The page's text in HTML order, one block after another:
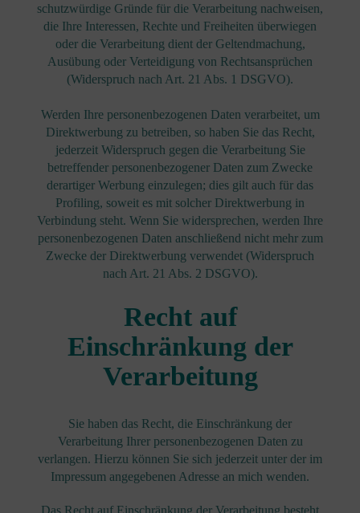
schutzwürdige Gründe für die Verarbeitung nachweisen,
die Ihre Interessen, Rechte und Freiheiten überwiegen
oder die Verarbeitung dient der Geltendmachung,
Ausübung oder Verteidigung von Rechtsansprüchen
(Widerspruch nach Art. 21 Abs. 1 DSGVO).
Werden Ihre personenbezogenen Daten verarbeitet, um
Direktwerbung zu betreiben, so haben Sie das Recht,
jederzeit Widerspruch gegen die Verarbeitung Sie
betreffender personenbezogener Daten zum Zwecke
derartiger Werbung einzulegen; dies gilt auch für das
Profiling, soweit es mit solcher Direktwerbung in
Verbindung steht. Wenn Sie widersprechen, werden Ihre
personenbezogenen Daten anschließend nicht mehr zum
Zwecke der Direktwerbung verwendet (Widerspruch
nach Art. 21 Abs. 2 DSGVO).
Recht auf
Einschränkung der
Verarbeitung
Sie haben das Recht, die Einschränkung der
Verarbeitung Ihrer personenbezogenen Daten zu
verlangen. Hierzu können Sie sich jederzeit unter der im
Impressum angegebenen Adresse an mich wenden.
Das Recht auf Einschränkung der Verarbeitung besteht